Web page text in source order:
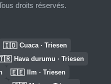
droits réservés.
🇮🇩 Cuaca · Triesen
Hava durumu · Triesen
🇪🇪 Ilm · Triesen